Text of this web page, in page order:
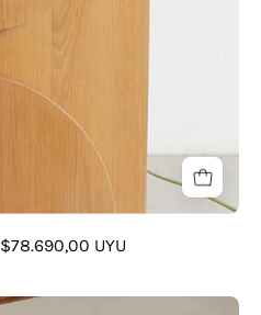
$78.690,00 UYU
Aparador